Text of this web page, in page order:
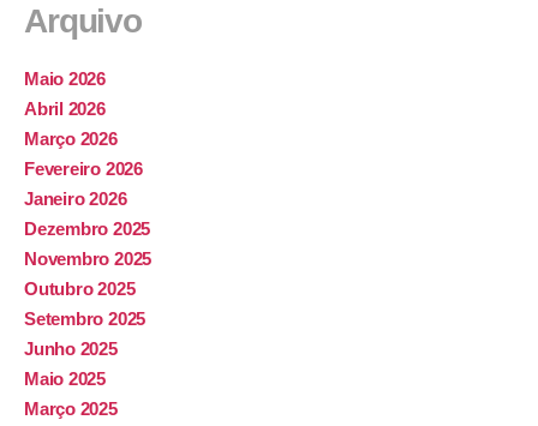
Arquivo
Maio 2026
Abril 2026
Março 2026
Fevereiro 2026
Janeiro 2026
Dezembro 2025
Novembro 2025
Outubro 2025
Setembro 2025
Junho 2025
Maio 2025
Março 2025